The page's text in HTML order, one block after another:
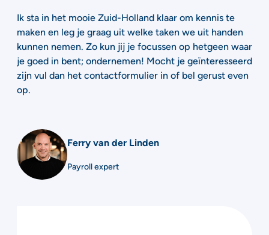
Ik sta in het mooie Zuid-Holland klaar om kennis te
maken en leg je graag uit welke taken we uit handen
kunnen nemen. Zo kun jij je focussen op hetgeen waar
je goed in bent; ondernemen! Mocht je geïnteresseerd
zijn vul dan het contactformulier in of bel gerust even
op.
Ferry van der Linden
Payroll expert